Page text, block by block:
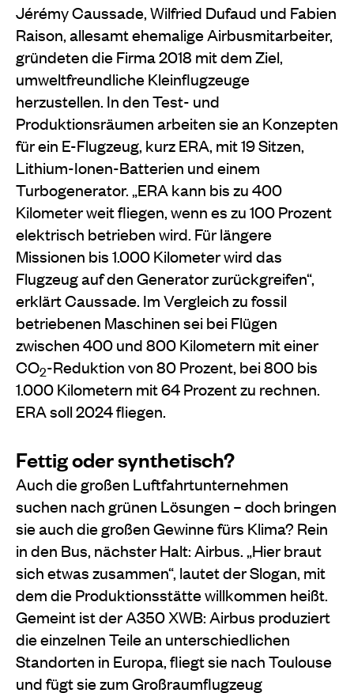
Jérémy Caussade, Wilfried Dufaud und Fabien
Raison, allesamt ehemalige Airbusmitarbeiter,
gründeten die Firma 2018 mit dem Ziel,
umweltfreundliche Kleinflugzeuge
herzustellen. In den Test- und
Produktionsräumen arbeiten sie an Konzepten
für ein E-Flugzeug, kurz ERA, mit 19 Sitzen,
Lithium-Ionen-Batterien und einem
Turbogenerator. „ERA kann bis zu 400
Kilometer weit fliegen, wenn es zu 100 Prozent
elektrisch betrieben wird. Für längere
Missionen bis 1.000 Kilometer wird das
Flugzeug auf den Generator zurückgreifen“,
erklärt Caussade. Im Vergleich zu fossil
betriebenen Maschinen sei bei Flügen
zwischen 400 und 800 Kilometern mit einer
CO2-Reduktion von 80 Prozent, bei 800 bis
1.000 Kilometern mit 64 Prozent zu rechnen.
ERA soll 2024 fliegen.
Fettig oder synthetisch?
Auch die großen Luftfahrtunternehmen
suchen nach grünen Lösungen – doch bringen
sie auch die großen Gewinne fürs Klima? Rein
in den Bus, nächster Halt: Airbus. „Hier braut
sich etwas zusammen“, lautet der Slogan, mit
dem die Produktionsstätte willkommen heißt.
Gemeint ist der A350 XWB: Airbus produziert
die einzelnen Teile an unterschiedlichen
Standorten in Europa, fliegt sie nach Toulouse
und fügt sie zum Großraumflugzeug